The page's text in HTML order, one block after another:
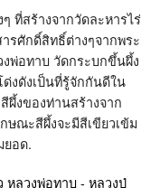
ที่สร้างจากวัดละหารไร่
รศักดิ์สิทธิ์ต่างๆจากพระ
พ่อทาบ วัดกระบกขึ้นผึ้ง
งดังเป็นที่รู้จักกันดีใน
ผึ้งของท่านสร้างจาก
ษณะสีผึ้งจะมีสีเขียวเข้ม
ยอด.